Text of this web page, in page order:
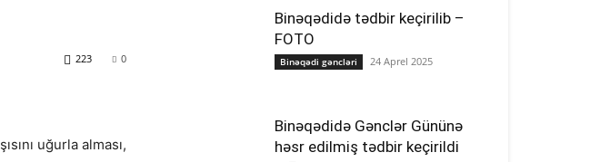
0
223
uğurla alması,
Binəqədidə tədbir keçirilib –
FOTO
Binəqədi gəncləri 24 Aprel 2025
Binəqədidə Gənclər Gününə
həsr edilmiş tədbir keçirildi